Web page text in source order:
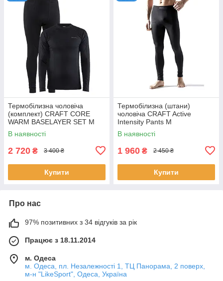
Термобілизна чоловіча
(комплект) CRAFT CORE
WARM BASELAYER SET M
В наявності
2 720 ₴ 3 400 ₴
Купити
Термобілизна (штани)
чоловіча CRAFT Active
Intensity Pants M
В наявності
1 960 ₴ 2 450 ₴
Купити
Про нас
97% позитивних з 34 відгуків за рік
Працює з 18.11.2014
м. Одеса
м. Одеса, пл. Незалежності 1, ТЦ Панорама, 2 поверх,
м-н "LikeSport", Одеса, Україна